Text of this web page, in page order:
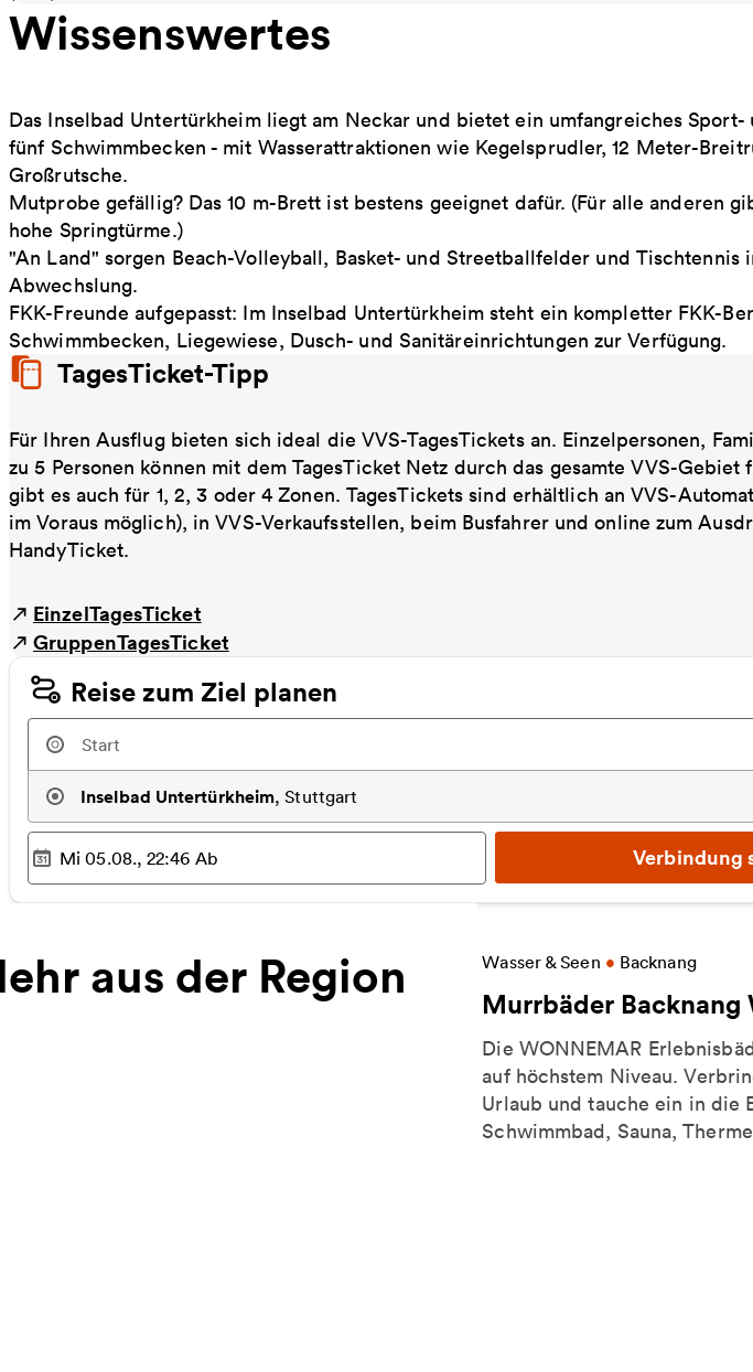
Wissenswertes
Das Inselbad Untertürkheim liegt am Neckar und bietet ein umfangreiches Sport-
fünf Schwimmbecken - mit Wasserattraktionen wie Kegelsprudler, 12 Meter-
Großrutsche.
Mutprobe gefällig? Das 10 m-Brett ist bestens geeignet dafür. (Für alle anderen
hohe Springtürme.)
"An Land" sorgen Beach-Volleyball, Basket- und Streetballfelder und Tischtennis
Abwechslung.
FKK-Freunde aufgepasst: Im Inselbad Untertürkheim steht ein kompletter FKK-
Schwimmbecken, Liegewiese, Dusch- und Sanitäreinrichtungen zur Verfügung.
TagesTicket-Tipp
Für Ihren Ausflug bieten sich ideal die VVS-TagesTickets an. Einzelpersonen,
zu 5 Personen können mit dem TagesTicket Netz durch das gesamte VVS-Gebiet
gibt es auch für 1, 2, 3 oder 4 Zonen. TagesTickets sind erhältlich an VVS-
im Voraus möglich), in VVS-Verkaufsstellen, beim Busfahrer und online zum
HandyTicket.
EinzelTagesTicket
GruppenTagesTicket
Reise zum Ziel planen
Inselbad Untertürkheim,Stuttgart
Ausgewählter Zeitpunkt
Mi 05.08., 22:46 Ab Verbindung
aus der Region Wasser & Seen • Backnang
Murrbäder Backnang
Die WONNEMAR
auf höchstem Niveau.
Urlaub und tauche ein in die
Schwimmbad, Sauna,
Weitere Informationen zu